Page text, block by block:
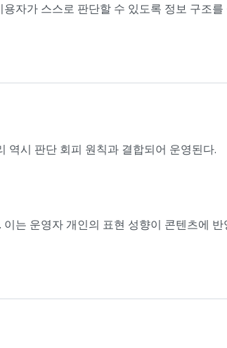
용자가 스스로 판단할 수 있도록 정보 구조를
역시 판단 회피 원칙과 결합되어 운영된다.
는 운영자 개인의 표현 성향이 콘텐츠에